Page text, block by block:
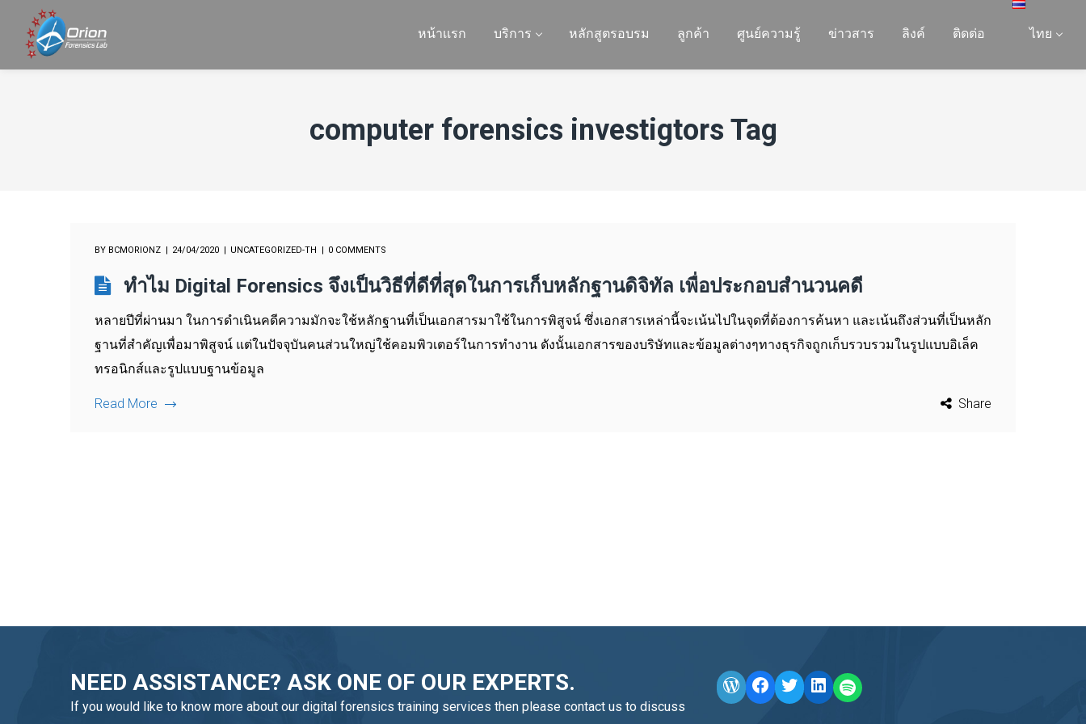
หน้าเเรก บริการ หลักสูตรอบรม ลูกค้า ศูนย์ความรู้ ข่าวสาร ลิงค์ ติดต่อ ไทย
computer forensics investigtors Tag
BY BCMORIONZ 24/04/2020 UNCATEGORIZED-TH 0 COMMENTS
ทำไม Digital Forensics จึงเป็นวิธีที่ดีที่สุดในการเก็บหลักฐานดิจิทัล เพื่อประกอบสำนวนคดี
หลายปีที่ผ่านมา ในการดำเนินคดีความมักจะใช้หลักฐานที่เป็นเอกสารมาใช้ในการพิสูจน์ ซึ่งเอกสารเหล่านี้จะเน้นไปในจุดที่ต้องการค้นหา และเน้นถึงส่วนที่เป็นหลัก
ฐานที่สำคัญเพื่อมาพิสูจน์ แต่ในปัจจุบันคนส่วนใหญ่ใช้คอมพิวเตอร์ในการทำงาน ดังนั้นเอกสารของบริษัทและข้อมูลต่างๆทางธุรกิจถูกเก็บรวบรวมในรูปแบบอิเล็ค
ทรอนิกส์และรูปแบบฐานข้อมูล
Read More Share
NEED ASSISTANCE? ASK ONE OF OUR EXPERTS.
If you would like to know more about our digital forensics training services then please contact us to discuss
WordPress
Facebook
TwitterLinkedIn
LINE OA scan me